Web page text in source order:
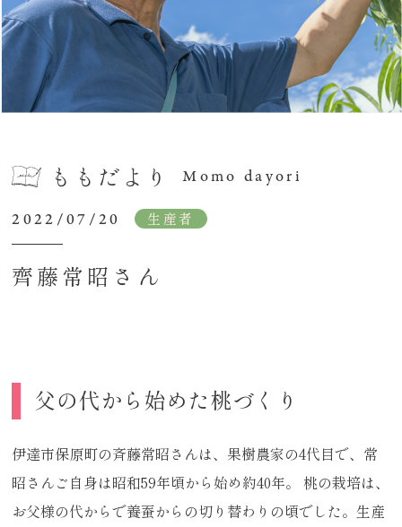
ももだより
Momo dayori
2022/07/20
生産者
齊藤常昭さん
父の代から始めた桃づくり
伊達市保原町の斉藤常昭さんは、果樹農家の4代目で、常
昭さんご自身は昭和59年頃から始め約40年。 桃の栽培は、
お父様の代からで養蚕からの切り替わりの頃でした。生産